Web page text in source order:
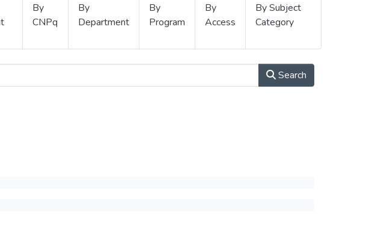
By
CNPq
By
Department
By
Program
By
Access
By Subject
Category
Search